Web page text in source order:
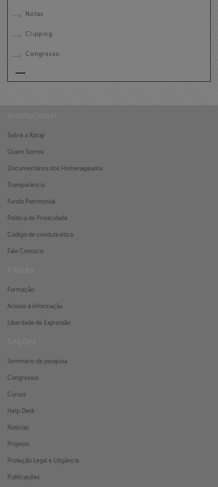
Notas
Clipping
Congresso
Sobre a Abraji
Quem Somos
Documentários dos Homenageados
Transparência
Fundo Patrimonial
Política de Privacidade
Código de conduta ética
Fale Conosco
Formação
Acesso à informação
Liberdade de Expressão
Seminário de pesquisa
Congressos
Cursos
Help Desk
Notícias
Projetos
Proteção Legal e Litigância
Publicações